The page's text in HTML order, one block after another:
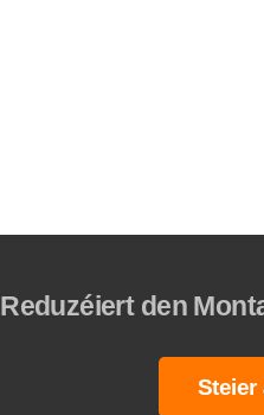
Reduzéiert den
Steier